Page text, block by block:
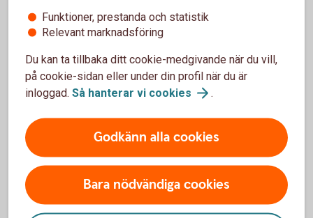
kort så gör du det hos Skatteverket. Läs mer om hur
du gör på deras webbplats.
Ansök om ID-kort som legitimation
(skatteverket.se)
Legitimera dig på mobilen eller
datorn – skaffa e-legitimation
Funktioner, prestanda och statistik
Relevant marknadsföring
Du kan ta tillbaka ditt cookie-medgivande när du vill,
på cookie-sidan eller under din profil när du är
inloggad. Så hanterar vi cookies .
Godkänn alla cookies
Bara nödvändiga cookies